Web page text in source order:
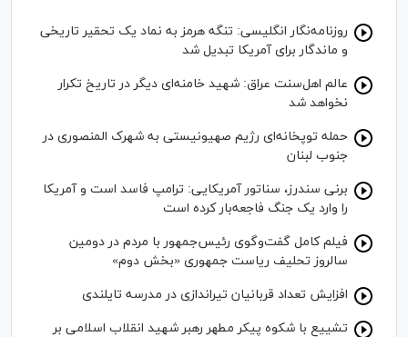
روزنامه‌نگار انگلیسی: تنگه هرمز به نماد یک تحقیر تاریخی
و ماندگار برای آمریکا تبدیل شد
عالم اهل‌سنت عراق: شهید خامنه‌ای دیگر در تاریخ تکرار
نخواهد شد
حمله توپخانه‌ای رژیم صهیونیستی به شهرک المنصوری در
جنوب لبنان
برنی سندرز، سناتور آمریکایی: ترامپ فاسد است و آمریکا
را وارد یک جنگ فاجعه‌بار کرده است
فیلم کامل گفت‌وگوی رئیس‌جمهور با مردم در دومین
سالروز تحلیف ریاست جمهوری «بخش دوم»
افزایش تعداد قربانیان تیراندازی در مدرسه تایلندی
تشییع با شکوه پیکر مطهر رهبر شهید انقلاب اسلامی بر